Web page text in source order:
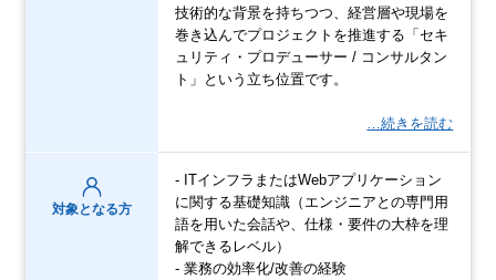
技術的な背景を持ちつつ、経営層や現場を
巻き込んでプロジェクトを推進する「セキ
ュリティ・プロデューサー / コンサルタン
ト」という立ち位置です。
…続きを読む
対象となる方
- ITインフラまたはWebアプリケーション
に関する基礎知識（エンジニアとの専門用
語を用いた会話や、仕様・要件の大枠を理
解できるレベル）
- 業務の効率化/改善の経験